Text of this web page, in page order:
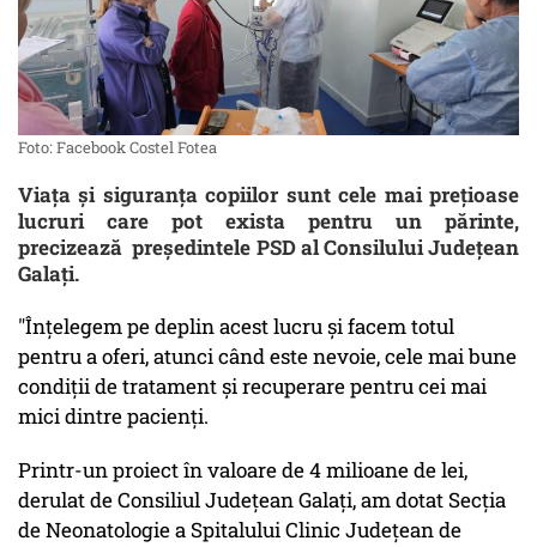
Foto: Facebook Costel Fotea
Viața și siguranța copiilor sunt cele mai prețioase
lucruri care pot exista pentru un părinte,
precizează președintele PSD al Consilului Județean
Galați.
"Înțelegem pe deplin acest lucru și facem totul
pentru a oferi, atunci când este nevoie, cele mai bune
condiții de tratament și recuperare pentru cei mai
mici dintre pacienți.
Printr-un proiect în valoare de 4 milioane de lei,
derulat de Consiliul Județean Galați, am dotat Secția
de Neonatologie a Spitalului Clinic Județean de